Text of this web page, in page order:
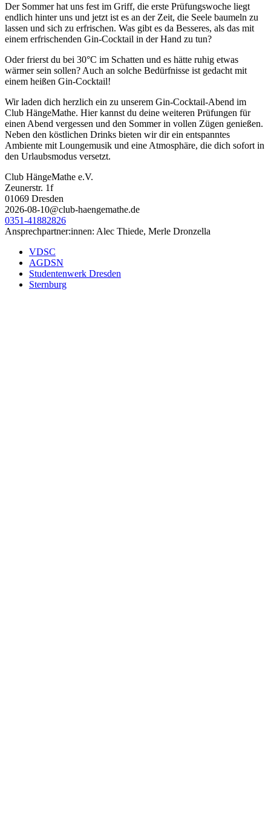
Der Sommer hat uns fest im Griff, die erste Prüfungswoche liegt
endlich hinter uns und jetzt ist es an der Zeit, die Seele baumeln zu
lassen und sich zu erfrischen. Was gibt es da Besseres, als das mit
einem erfrischenden Gin-Cocktail in der Hand zu tun?
Oder frierst du bei 30°C im Schatten und es hätte ruhig etwas
wärmer sein sollen? Auch an solche Bedürfnisse ist gedacht mit
einem heißen Gin-Cocktail!
Wir laden dich herzlich ein zu unserem Gin-Cocktail-Abend im
Club HängeMathe. Hier kannst du deine weiteren Prüfungen für
einen Abend vergessen und den Sommer in vollen Zügen genießen.
Neben den köstlichen Drinks bieten wir dir ein entspanntes
Ambiente mit Loungemusik und eine Atmosphäre, die dich sofort in
den Urlaubsmodus versetzt.
Club HängeMathe e.V.
Zeunerstr. 1f
01069 Dresden
2026-08-10@club-haengemathe.de
0351-41882826
Ansprechpartner:innen: Alec Thiede, Merle Dronzella
VDSC
AGDSN
Studentenwerk Dresden
Sternburg